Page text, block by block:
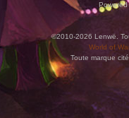
©2010-2026 Lenwë.
World of
Toute marque
des évènements depuis d'autres